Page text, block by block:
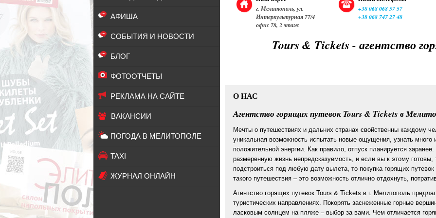
АФИША
СОБЫТИЯ И НОВОСТИ
БЛОГ
ФОТООТЧЕТЫ
РЕКЛАМА НА САЙТЕ
ВАКАНСИИ
ПОГОДА В МЕЛИТОПОЛЕ
TAXI
ЖУРНАЛ ОНЛАЙН
г. Мелитополь, ул.
Интеркультурная 77/4
офис 78, 2 этаж
+38 068 068 57 57
+38 068 747 27 48
Tours & Tickets - агентство
О НАС
Агентство горящих путевок Tours & Tickets в
Мечты о путешествиях и дальних странах свойственны каждому
уникальная возможность испытать новые ощущения, узнать много
положительной энергии. Как правило, отпуск планируется
размеренную жизнь непредсказуемость, и если вы к этому
подстроиться под любую дату вылета, то покупка горящих
такого путешествия – это возможность отлично отдохнуть,
Агентство горящих путевок Tours & Tickets в г. Мелитополь
туристических направлениях. Покорять заснеженные горные
ласковым солнцем на пляже – выбор за вами. Чем отличается